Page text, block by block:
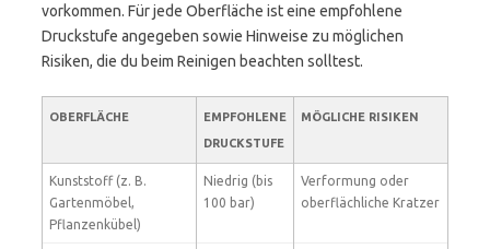
vorkommen. Für jede Oberfläche ist eine empfohlene
Druckstufe angegeben sowie Hinweise zu möglichen
Risiken, die du beim Reinigen beachten solltest.
OBERFLÄCHE
EMPFOHLENE
DRUCKSTUFE
MÖGLICHE RISIKEN
Kunststoff (z. B.
Gartenmöbel,
Pflanzenkübel)
Niedrig (bis
100 bar)
Verformung oder
oberflächliche Kratzer